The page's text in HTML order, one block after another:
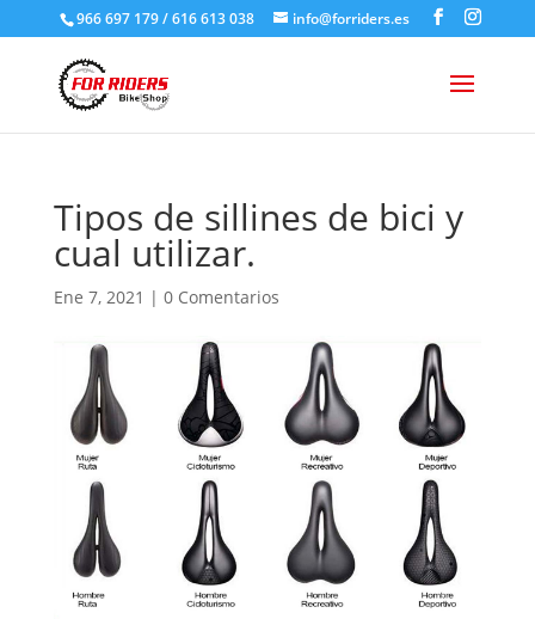
966 697 179 / 616 613 038 info@forriders.es
Tipos de sillines de bici y
cual utilizar.
Ene 7, 2021 | 0 Comentarios